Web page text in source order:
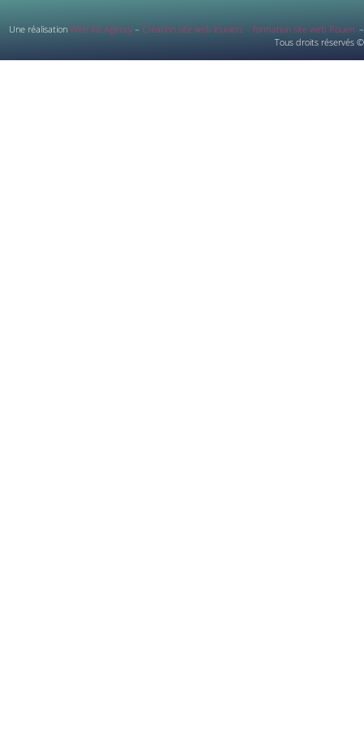
Une réalisation Web Kiz Agency – Création site web louviers – formation site web Rouen –
Tous droits réservés ©